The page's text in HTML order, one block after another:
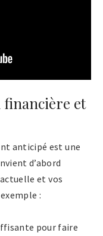
financière et
anticipé est une
d’abord
et vos
:
pour faire